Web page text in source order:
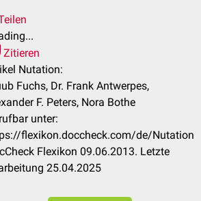
Zitieren
Nutation:
Fuchs, Dr. Frank Antwerpes,
F. Peters, Nora Bothe
unter:
flexikon.doccheck.com/de/Nutation
Flexikon 09.06.2013. Letzte
25.04.2025